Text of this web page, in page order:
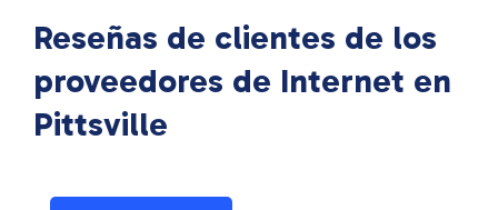
Reseñas de clientes de los
proveedores de Internet en
Pittsville